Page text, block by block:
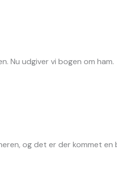
Nu udgiver vi bogen om ham.
og det er der kommet en